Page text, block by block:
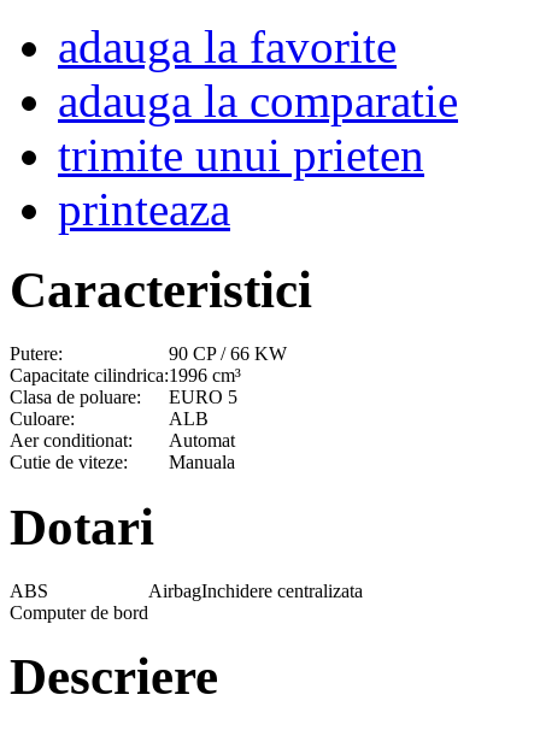
adauga la favorite
adauga la comparatie
trimite unui prieten
printeaza
Caracteristici
Putere:
90 CP / 66 KW
Capacitate cilindrica:1996 cm³
Clasa de poluare:
EURO 5
Culoare:
ALB
Aer conditionat:
Automat
Cutie de viteze:
Manuala
Dotari
ABS AirbagInchidere centralizata
Computer de bord
Descriere